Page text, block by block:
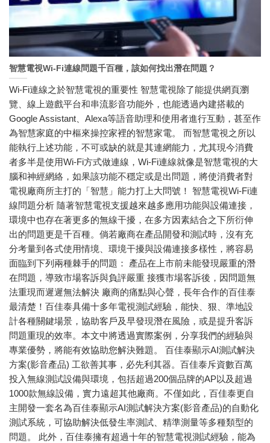
智慧電視Wi-Fi連線問題千百種，該如何找出潛在問題？
Wi-Fi連線之於智慧電視的重要性 智慧電視除了能提供網頁瀏
覽、線上遊戲平台和串流影音功能外，也能透過內建搭載的
Google Assistant、Alexa等語音助理和使用者進行互動，甚至作
為智慧家庭的中樞來操控家裡的智慧家電。 而智慧電視之所以
能執行上述功能，不可或缺的就是其連網能力，尤其現今消費
者多半是使用Wi-Fi方式做連線，Wi-Fi連線就像是智慧電視的大
腦和神經網絡，如果該功能不穩定或是出問題，將使消費者對
電視廠商所主打的「智慧」能力打上大問號！ 智慧電視Wi-Fi連
線問題分析 隨著智慧電視支援越來越多應用功能與設備連接，
環境中也存在著更多的無線干擾，在多方因素結合之下所衍伸
出的問題更是千百種。倘若廠商在產品開發和測試時，沒有充
分考量到各式使用情境、環境干擾與設備連接多樣性，將容易
面臨到下列兩種棘手的問題： 產品在上市前未能發現嚴重的潛
在問題，導致市場客訴與負評嚴重 接獲市場客訴後，因問題無
法重現而遲遲無法解決 廠商的痛點與心聲，長年合作的百佳泰
最清楚！百佳泰具備十多年電視測試經驗，能快、狠、準地設
計各種關鍵場景，協助客戶及早發現潛在風險，或是提升客訴
問題重現的效率。本文中將透過實際案例，分享我們的經驗與
專業優勢，將能有效協助您解決難題。 百佳泰顯示AI測試解決
方案(影音產品) 工欲善其事，必先利其器。百佳泰斥資數百萬
投入無線測試設備與環境，包括超過200個品牌的AP以及超過
1000款無線設備，實力遠超其他廠商。不僅如此，百佳泰更自
主開發一套名為百佳泰顯示AI測試解決方案(影音產品)的自動化
測試系統，可協助解決低發生率測試、精準測量等多種類型的
問題。 此外，百佳泰擁有超過十年的智慧電視測試經驗，能為